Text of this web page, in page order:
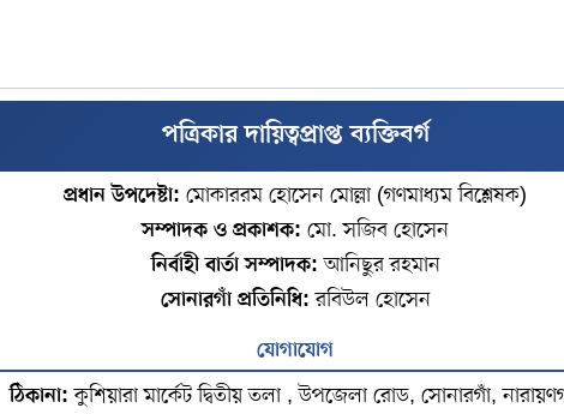
পত্রিকার দায়িত্বপ্রাপ্ত ব্যক্তিবর্গ
প্রধান উপদেষ্টা: মোকাররম হোসেন মোল্লা (গণমাধ্যম বিশ্লেষক)
সম্পাদক ও প্রকাশক: মো. সজিব হোসেন
নির্বাহী বার্তা সম্পাদক: আনিছুর রহমান
সোনারগাঁ প্রতিনিধি: রবিউল হোসেন
যোগাযোগ
ঠিকানা: কুশিয়ারা মার্কেট দ্বিতীয় তলা , উপজেলা রোড, সোনারগাঁ,